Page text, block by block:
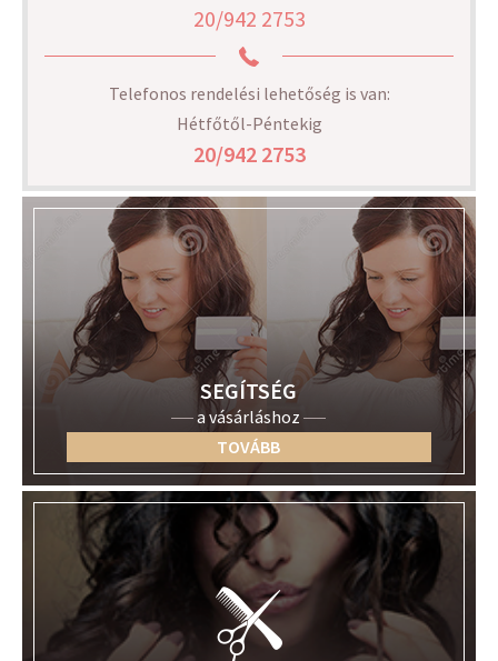
20/942 2753
Telefonos rendelési lehetőség is van:
Hétfőtől-Péntekig
20/942 2753
SEGÍTSÉG
a vásárláshoz
TOVÁBB